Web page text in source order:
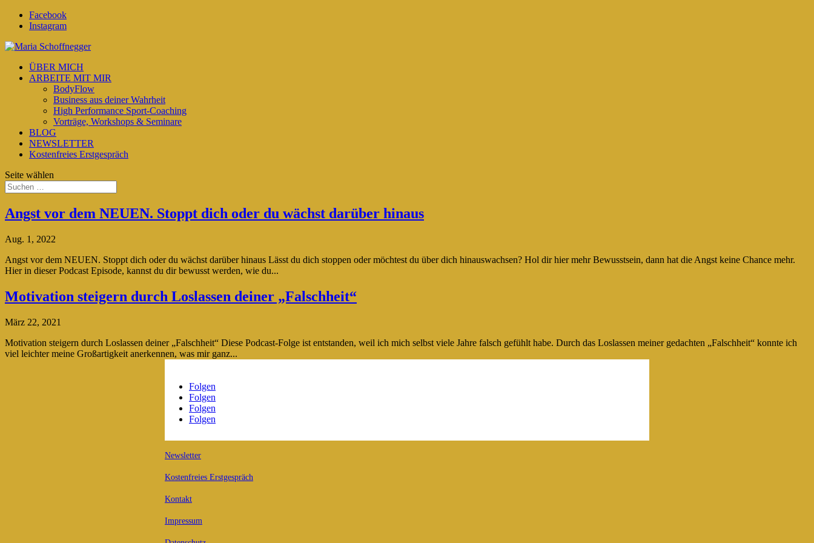
Facebook
Instagram
ÜBER MICH
ARBEITE MIT MIR
BodyFlow
Business aus deiner Wahrheit
High Performance Sport-Coaching
Vorträge, Workshops & Seminare
BLOG
NEWSLETTER
Kostenfreies Erstgespräch
Seite wählen
Angst vor dem NEUEN. Stoppt dich oder du wächst darüber hinaus
Aug. 1, 2022
Angst vor dem NEUEN. Stoppt dich oder du wächst darüber hinaus Lässt du dich stoppen oder möchtest du über dich hinauswachsen? Hol dir hier mehr Bewusstsein, dann hat die Angst keine Chance mehr.
Hier in dieser Podcast Episode, kannst du dir bewusst werden, wie du...
Motivation steigern durch Loslassen deiner „Falschheit“
März 22, 2021
Motivation steigern durch Loslassen deiner „Falschheit“ Diese Podcast-Folge ist entstanden, weil ich mich selbst viele Jahre falsch gefühlt habe. Durch das Loslassen meiner gedachten „Falschheit“ konnte ich
viel leichter meine Großartigkeit anerkennen, was mir ganz...
Folgen
Folgen
Folgen
Folgen
Newsletter
Kostenfreies Erstgespräch
Kontakt
Impressum